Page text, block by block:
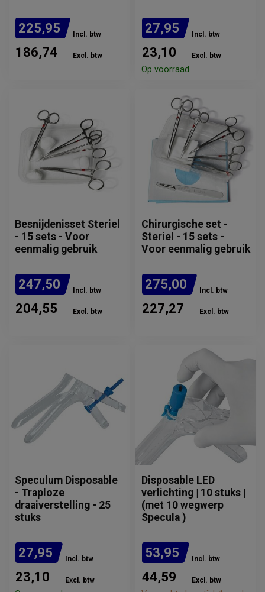
225,95 Incl. btw
186,74 Excl. btw
27,95 Incl. btw
23,10 Excl. btw
Op voorraad
Besnijdenisset Steriel
- 15 sets - Voor
eenmalig gebruik
247,50 Incl. btw
204,55 Excl. btw
Chirurgische set -
Steriel - 15 sets -
Voor eenmalig gebruik
275,00 Incl. btw
227,27 Excl. btw
Speculum Disposable
- Traploze
draaiverstelling - 25
stuks
27,95 Incl. btw
23,10 Excl. btw
Disposable LED
verlichting | 10 stuks |
(met 10 wegwerp
Specula )
53,95 Incl. btw
44,59 Excl. btw